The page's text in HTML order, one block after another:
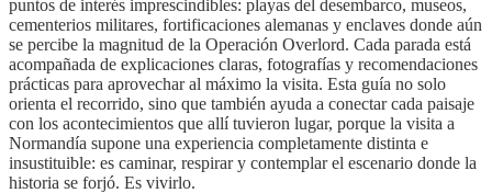
puntos de interés imprescindibles: playas del desembarco, museos,
cementerios militares, fortificaciones alemanas y enclaves donde aún
se percibe la magnitud de la Operación Overlord. Cada parada está
acompañada de explicaciones claras, fotografías y recomendaciones
prácticas para aprovechar al máximo la visita. Esta guía no solo
orienta el recorrido, sino que también ayuda a conectar cada paisaje
con los acontecimientos que allí tuvieron lugar, porque la visita a
Normandía supone una experiencia completamente distinta e
insustituible: es caminar, respirar y contemplar el escenario donde la
historia se forjó. Es vivirlo.